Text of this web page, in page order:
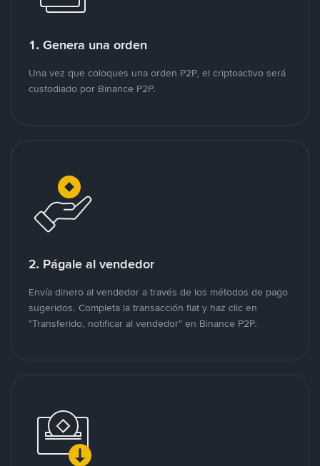
1. Genera una orden
Una vez que coloques una orden P2P, el criptoactivo será
custodiado por Binance P2P.
2. Págale al vendedor
Envía dinero al vendedor a través de los métodos de pago
sugeridos. Completa la transacción fiat y haz clic en
"Transferido, notificar al vendedor" en Binance P2P.